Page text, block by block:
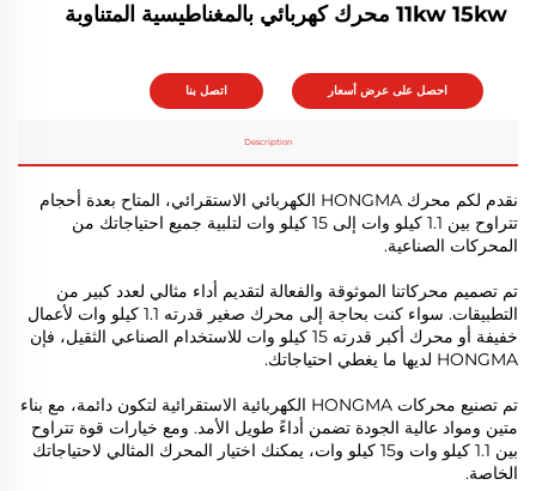
11kw 15kw محرك كهربائي بالمغناطيسية المتناوبة
احصل على عرض أسعار اتصل بنا
Description
نقدم لكم محرك HONGMA الكهربائي الاستقرائي، المتاح بعدة أحجام
تتراوح بين 1.1 كيلو وات إلى 15 كيلو وات لتلبية جميع احتياجاتك من
المحركات الصناعية.
تم تصميم محركاتنا الموثوقة والفعالة لتقديم أداء مثالي لعدد كبير من
التطبيقات. سواء كنت بحاجة إلى محرك صغير قدرته 1.1 كيلو وات لأعمال
خفيفة أو محرك أكبر قدرته 15 كيلو وات للاستخدام الصناعي الثقيل، فإن
HONGMA لديها ما يغطي احتياجاتك.
تم تصنيع محركات HONGMA الكهربائية الاستقرائية لتكون دائمة، مع بناء
متين ومواد عالية الجودة تضمن أداءً طويل الأمد. ومع خيارات قوة تتراوح
بين 1.1 كيلو وات و15 كيلو وات، يمكنك اختيار المحرك المثالي لاحتياجاتك
الخاصة.